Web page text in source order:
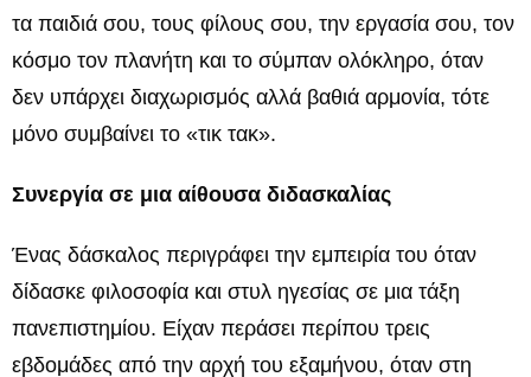
τα παιδιά σου, τους φίλους σου, την εργασία σου, τον
κόσμο τον πλανήτη και το σύμπαν ολόκληρο, όταν
δεν υπάρχει διαχωρισμός αλλά βαθιά αρμονία, τότε
μόνο συμβαίνει το «τικ τακ».
Συνεργία σε μια αίθουσα διδασκαλίας
Ένας δάσκαλος περιγράφει την εμπειρία του όταν
δίδασκε φιλοσοφία και στυλ ηγεσίας σε μια τάξη
πανεπιστημίου. Είχαν περάσει περίπου τρεις
εβδομάδες από την αρχή του εξαμήνου, όταν στη